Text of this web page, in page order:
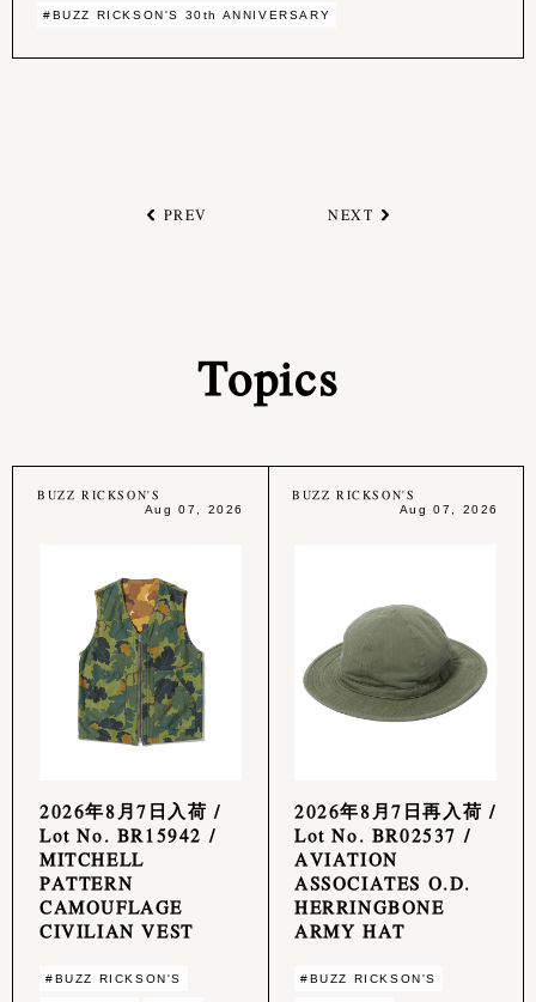
#BUZZ RICKSON'S 30th ANNIVERSARY
PREV NEXT
Topics
BUZZ RICKSON'S
Aug 07, 2026
2026年8月7日入荷 /
Lot No. BR15942 /
MITCHELL
PATTERN
CAMOUFLAGE
CIVILIAN VEST
#BUZZ RICKSON'S
BUZZ RICKSON'S
Aug 07, 2026
2026年8月7日再入荷 /
Lot No. BR02537 /
AVIATION
ASSOCIATES O.D.
HERRINGBONE
ARMY HAT
#BUZZ RICKSON'S